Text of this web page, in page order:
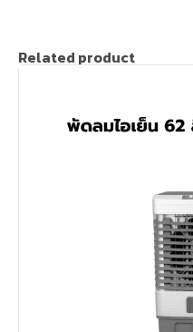
Related product